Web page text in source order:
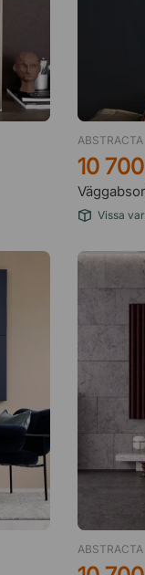
ABSTRACTA
10
Vissa
ABSTRACTA